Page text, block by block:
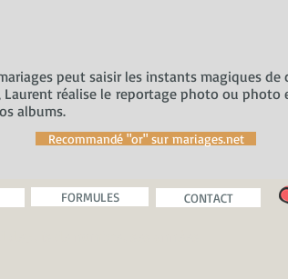
peut saisir les instants magiques de
Laurent réalise le reportage photo ou photo
albums.
Recommandé "or" sur mariages.net
FORMULES CONTACT